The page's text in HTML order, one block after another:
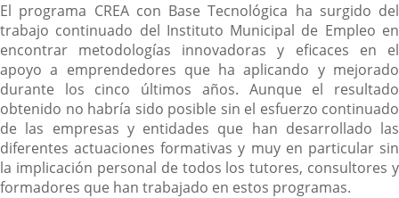
El programa CREA con Base Tecnológica ha surgido del
trabajo continuado del Instituto Municipal de Empleo en
encontrar metodologías innovadoras y eficaces en el
apoyo a emprendedores que ha aplicando y mejorado
durante los cinco últimos años. Aunque el resultado
obtenido no habría sido posible sin el esfuerzo continuado
de las empresas y entidades que han desarrollado las
diferentes actuaciones formativas y muy en particular sin
la implicación personal de todos los tutores, consultores y
formadores que han trabajado en estos programas.